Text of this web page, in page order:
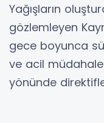
Yağışların
gözlemleyen
gece boyunca
ve acil
yönünde